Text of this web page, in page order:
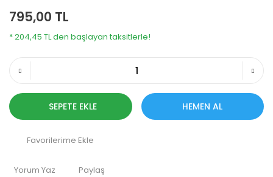
795,00 TL
* 204,45 TL den başlayan taksitlerle!
SEPETE EKLE HEMEN AL
Yorum Yaz Paylaş